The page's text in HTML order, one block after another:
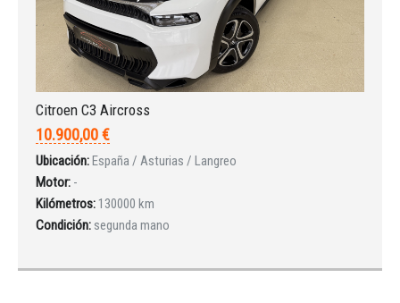
Citroen C3 Aircross
10.900,00 €
Ubicación:España / Asturias / Langreo
Motor: -
Kilómetros: 130000 km
Condición: segunda mano